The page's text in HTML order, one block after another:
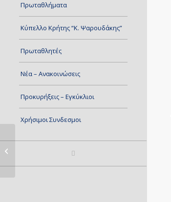
Πρωταθλήματα
Κύπελλο Κρήτης “Κ. Ψαρουδάκης”
Πρωταθλητές
Νέα – Ανακοινώσεις
Προκυρήξεις – Εγκύκλιοι
Χρήσιμοι Συνδεσμοι